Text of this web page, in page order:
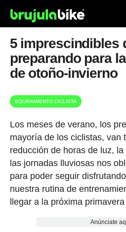
5 imprescindibles
preparando para
de otoño-invierno
EQUIPAMIENTO CICLISTA
Los meses de verano, los
mayoría de los ciclistas, van
reducción de horas de luz,
las jornadas lluviosas nos
para poder seguir
nuestra rutina de
llegar a la próxima
Anúnciate